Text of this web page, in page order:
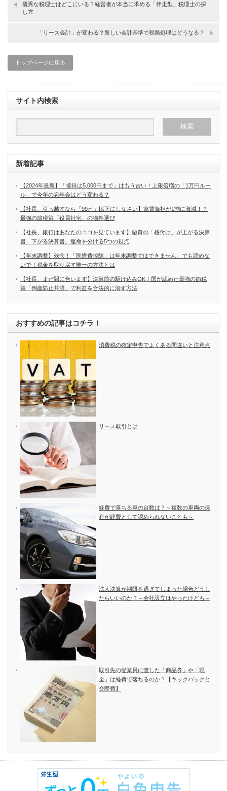
優秀な税理士はどこにいる？経営者が本当に求める「伴走型」税理士の探
し方
「リース会計」が変わる？新しい会計基準で税務処理はどうなる？
トップページに戻る
サイト内検索
新着記事
【2024年最新】「接待は5,000円まで」はもう古い！上限倍増の「1万円ルー
ル」で今年の忘年会はどう変わる？
【社長、引っ越すなら「99㎡」以下にしなさい】家賃負担が1割に激減！？
最強の節税策「役員社宅」の物件選び
【社長、銀行はあなたのココを見ています】融資の「格付け」が上がる決算
書、下がる決算書。運命を分ける5つの視点
【年末調整】残念！「医療費控除」は年末調整ではできません。でも諦めな
いで！税金を取り戻す唯一の方法とは
【社長、まだ間に合います】決算前の駆け込みOK！国が認めた最強の節税
策「倒産防止共済」で利益を合法的に消す方法
おすすめの記事はコチラ！
消費税の確定申告でよくある間違いと注意点
リース取引とは
経費で落ちる車の台数は？～複数の車両の保
有が経費として認められないことも～
法人決算が期限を過ぎてしまった場合どうし
たらいいのか？～会社設立はやったけども～
取引先の従業員に渡した「商品券」や「現
金」は経費で落ちるのか？【キックバックと
交際費】